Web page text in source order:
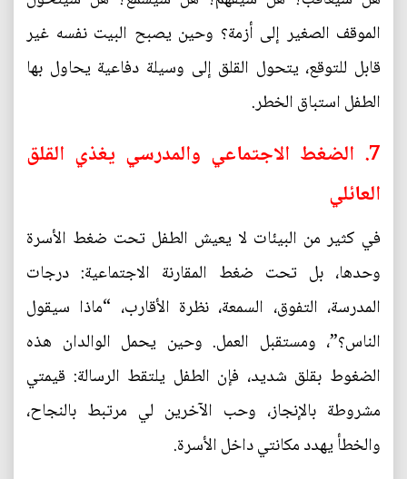
الموقف الصغير إلى أزمة؟ وحين يصبح البيت نفسه غير
قابل للتوقع، يتحول القلق إلى وسيلة دفاعية يحاول بها
الطفل استباق الخطر.
7. الضغط الاجتماعي والمدرسي يغذي القلق
العائلي
في كثير من البيئات لا يعيش الطفل تحت ضغط الأسرة
وحدها، بل تحت ضغط المقارنة الاجتماعية: درجات
المدرسة، التفوق، السمعة، نظرة الأقارب، “ماذا سيقول
الناس؟”، ومستقبل العمل. وحين يحمل الوالدان هذه
الضغوط بقلق شديد، فإن الطفل يلتقط الرسالة: قيمتي
مشروطة بالإنجاز، وحب الآخرين لي مرتبط بالنجاح،
والخطأ يهدد مكانتي داخل الأسرة.